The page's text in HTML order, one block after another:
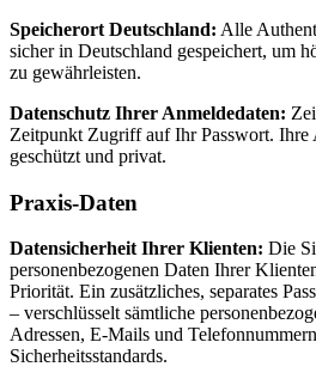
Speicherort Deutschland: Alle
sicher in Deutschland gespeichert, um
zu gewährleisten.
Datenschutz Ihrer Anmeldedaten:
Zeitpunkt Zugriff auf Ihr Passwort. Ihre
geschützt und privat.
Praxis-Daten
Datensicherheit Ihrer Klienten: Die
personenbezogenen Daten Ihrer
Priorität. Ein zusätzliches, separates
– verschlüsselt sämtliche
Adressen, E-Mails und
Sicherheitsstandards.